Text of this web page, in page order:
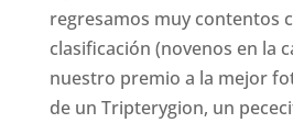
regresamos muy contentos
clasificación (novenos en la
nuestro premio a la mejor
de un Tripterygion, un